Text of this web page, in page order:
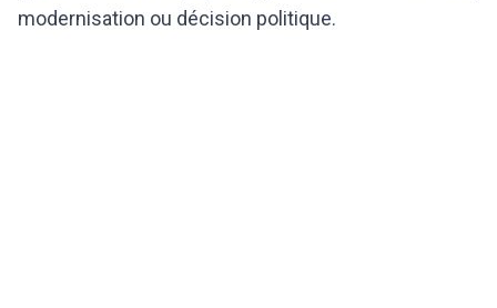
modernisation ou décision politique.